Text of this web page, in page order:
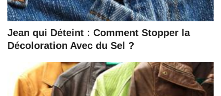
Jean qui Déteint : Comment Stopper la
Décoloration Avec du Sel ?